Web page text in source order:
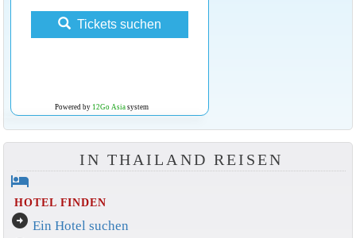
Tickets suchen
Powered by 12Go Asiasystem
IN THAILAND REISEN
hotel
HOTEL FINDEN
arrow_circle_right Ein Hotel suchen